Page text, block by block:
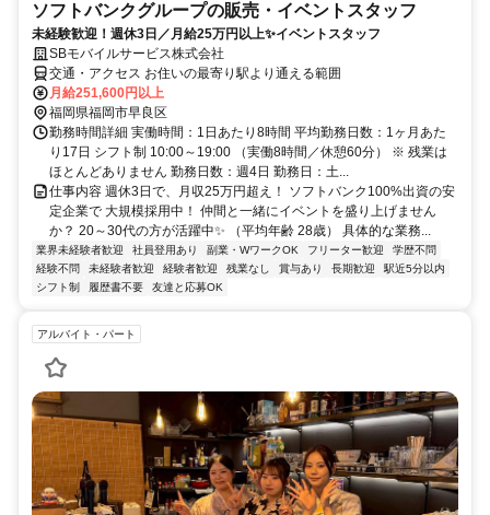
ソフトバンクグループの販売・イベントスタッフ
未経験歓迎！週休3日／月給25万円以上✨イベントスタッフ
SBモバイルサービス株式会社
交通・アクセス お住いの最寄り駅より通える範囲
月給251,600円以上
福岡県福岡市早良区
勤務時間詳細 実働時間：1日あたり8時間 平均勤務日数：1ヶ月あた
り17日 シフト制 10:00～19:00 （実働8時間／休憩60分） ※ 残業は
ほとんどありません 勤務日数：週4日 勤務日：土...
仕事内容 週休3日で、月収25万円超え！ ソフトバンク100%出資の安
定企業で 大規模採用中！ 仲間と一緒にイベントを盛り上げません
か？ 20～30代の方が活躍中✨ （平均年齢 28歳） 具体的な業務...
業界未経験者歓迎 社員登用あり 副業・WワークOK フリーター歓迎
学歴不問
経験不問
未経験者歓迎 経験者歓迎 残業なし 賞与あり 長期歓迎
駅近5分以内
シフト制
履歴書不要 友達と応募OK
アルバイト・パート